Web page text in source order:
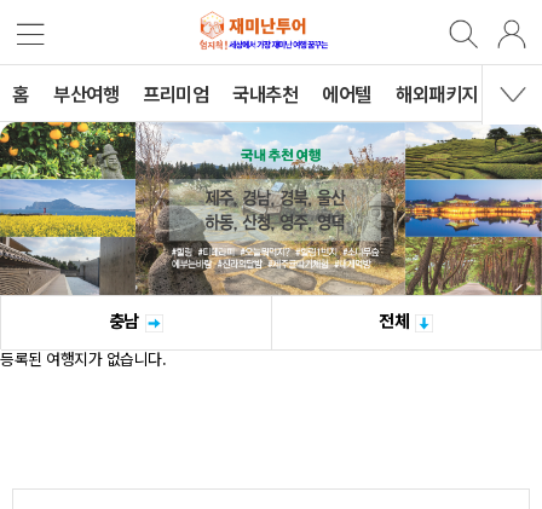
홈 부산여행 프리미엄 국내추천 에어텔 해외패키지 B2B
충남 전체
등록된 여행지가 없습니다.